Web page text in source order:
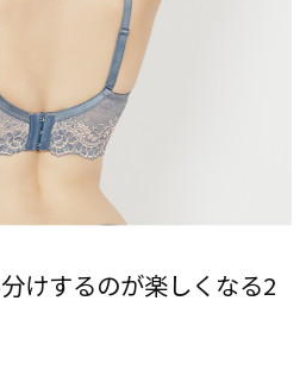
けするのが楽しくなる2